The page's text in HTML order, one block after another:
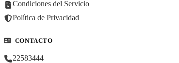
Condiciones del Servicio
Política de Privacidad
CONTACTO
22583444